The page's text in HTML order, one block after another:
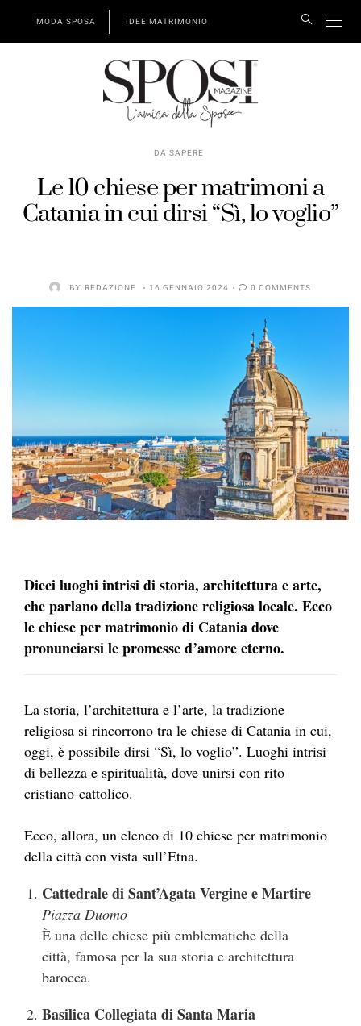
MODA SPOSA IDEE MATRIMONIO
DA SAPERE
Le 10 chiese per matrimoni a
Catania in cui dirsi “Sì, lo voglio”
BY REDAZIONE 16 GENNAIO 2024 0 COMMENTS
Dieci luoghi intrisi di storia, architettura e arte,
che parlano della tradizione religiosa locale. Ecco
le chiese per matrimonio di Catania dove
pronunciarsi le promesse d’amore eterno.
La storia, l’architettura e l’arte, la tradizione
religiosa si rincorrono tra le chiese di Catania in cui,
oggi, è possibile dirsi “Sì, lo voglio”. Luoghi intrisi
di bellezza e spiritualità, dove unirsi con rito
cristiano-cattolico.
Ecco, allora, un elenco di 10 chiese per matrimonio
della città con vista sull’Etna.
Cattedrale di Sant’Agata Vergine e Martire
Piazza Duomo
È una delle chiese più emblematiche della
città, famosa per la sua storia e architettura
barocca.
Basilica Collegiata di Santa Maria